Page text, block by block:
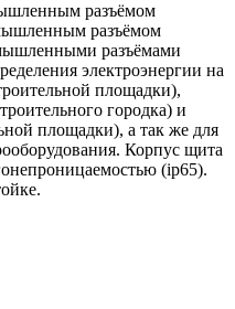
разъёмом
разъёмом
разъёмами
электроэнергии на
площадки),
городка) и
площадки), а так же для
Корпус щита
(ip65).